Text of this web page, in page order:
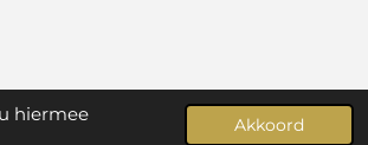
hiermee
Akkoord